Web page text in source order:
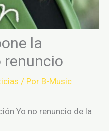
la
renuncio
/ Por B-Music
Yo no renuncio de la